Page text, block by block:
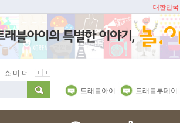
대한민국
쇼 미 더 트래블아이
트래블아이 트래블투데이